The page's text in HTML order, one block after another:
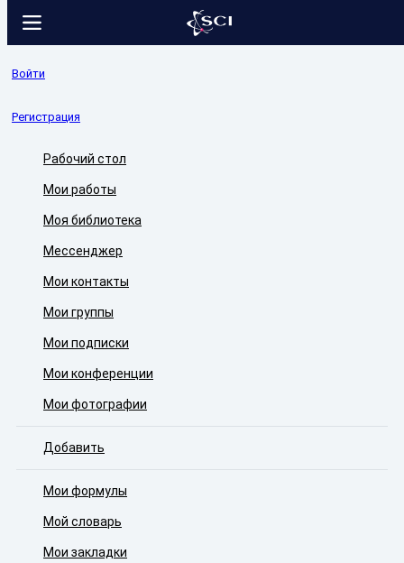
Войти
Регистрация
Рабочий стол
Мои работы
Моя библиотека
Мессенджер
Мои контакты
Мои группы
Мои подписки
Мои конференции
Мои фотографии
Добавить
Мои формулы
Мой словарь
Мои закладки